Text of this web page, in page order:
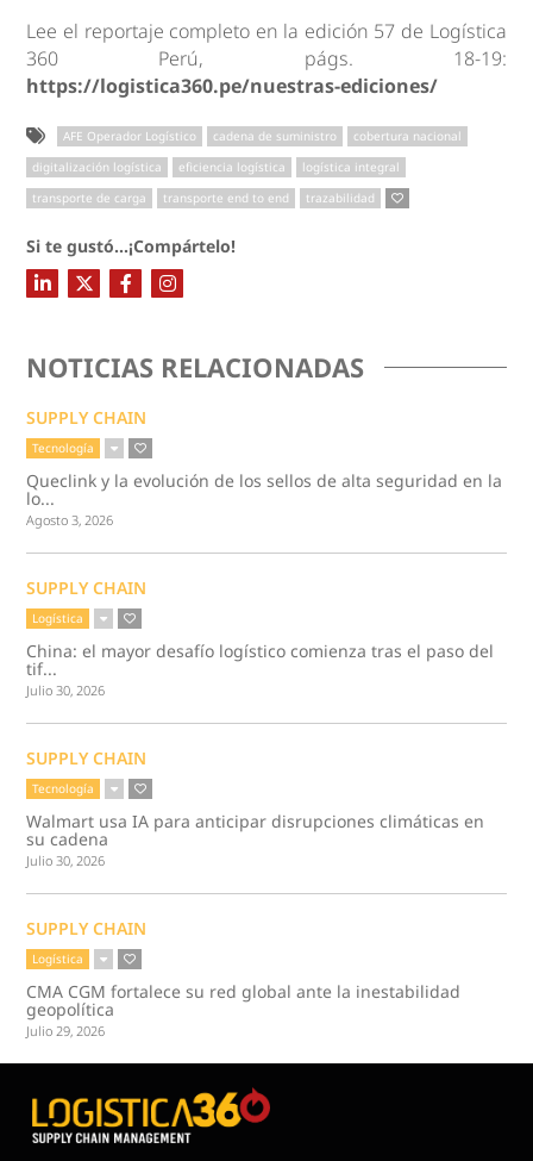
Lee el reportaje completo en la edición 57 de Logística
360 Perú, págs. 18-19:
https://logistica360.pe/nuestras-ediciones/
AFE Operador Logístico cadena de suministro
cobertura nacional
digitalización logística
eficiencia logística
logística integral
transporte de carga
transporte end to end trazabilidad
Si te gustó...¡Compártelo!
NOTICIAS RELACIONADAS
SUPPLY CHAIN
Tecnología
Queclink y la evolución de los sellos de alta seguridad en la
lo...
Agosto 3, 2026
SUPPLY CHAIN
Logística
China: el mayor desafío logístico comienza tras el paso del
tif...
Julio 30, 2026
SUPPLY CHAIN
Tecnología
Walmart usa IA para anticipar disrupciones climáticas en
su cadena
Julio 30, 2026
SUPPLY CHAIN
Logística
CMA CGM fortalece su red global ante la inestabilidad
geopolítica
Julio 29, 2026